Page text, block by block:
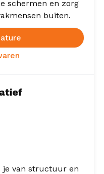
schermen en zorg
buiten.
je van structuur en